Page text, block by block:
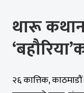
थारू
२६ कात्तिक,